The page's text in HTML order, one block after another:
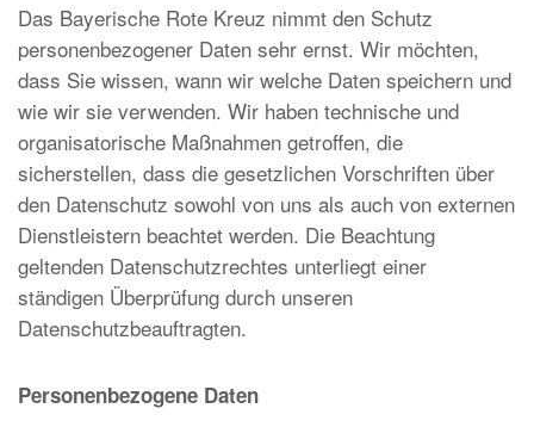
Das Bayerische Rote Kreuz nimmt den Schutz
personenbezogener Daten sehr ernst. Wir möchten,
dass Sie wissen, wann wir welche Daten speichern und
wie wir sie verwenden. Wir haben technische und
organisatorische Maßnahmen getroffen, die
sicherstellen, dass die gesetzlichen Vorschriften über
den Datenschutz sowohl von uns als auch von externen
Dienstleistern beachtet werden. Die Beachtung
geltenden Datenschutzrechtes unterliegt einer
ständigen Überprüfung durch unseren
Datenschutzbeauftragten.
Personenbezogene Daten